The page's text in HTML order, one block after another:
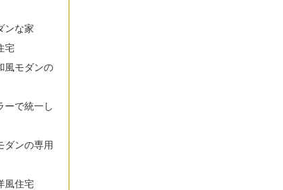
ンな家
宅
風モダンの
ーで統一し
ダンの専用
風住宅